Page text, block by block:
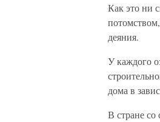
Как это ни
деяния.
У каждого
дома в
В стране со